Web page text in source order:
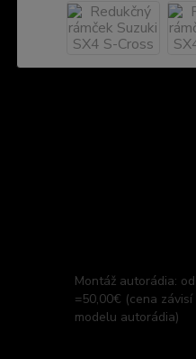
Montáž autorádia: od
=50,00€ (cena závisí
modelu autorádia)